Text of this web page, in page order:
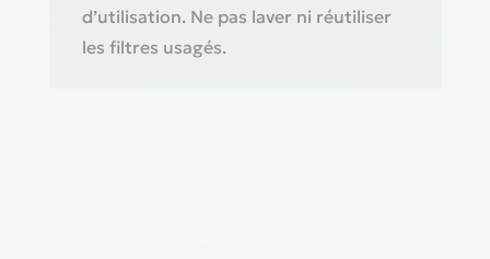
d’utilisation. Ne pas laver ni réutiliser
les filtres usagés.